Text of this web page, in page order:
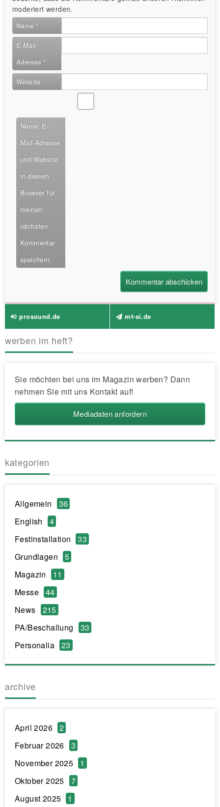
moderiert werden.
Name *
E-Mail-
Adresse*
Website
Name, E-
Mail-Adresse
und Website
in diesem
Browser für
meinen
nächsten
Kommentar
speichern.
prosound.de mt-si.de
werben im heft?
Sie möchten bei uns im Magazin werben? Dann
nehmen Sie mit uns Kontakt auf!
Mediadaten anfordern
kategorien
Allgemein
36
English
4
Festinstallation
33
Grundlagen
5
Magazin
11
Messe
44
News
215
PA/Beschallung
33
Personalia
23
archive
April 2026
2
Februar 2026
3
November 2025
1
Oktober 2025
7
August 2025
1